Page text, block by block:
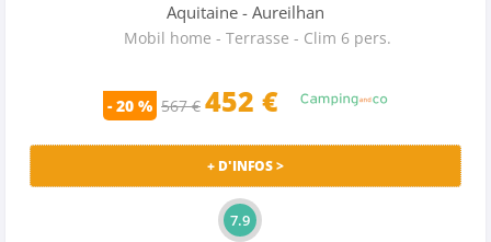
Aquitaine - Aureilhan
Mobil home - Terrasse - Clim 6 pers.
- 20 % 567 € 452 €
+ D'INFOS >
7.9